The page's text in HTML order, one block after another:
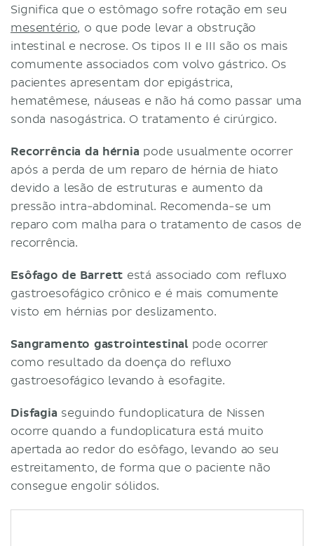
Significa que o estômago sofre rotação em seu
mesentério, o que pode levar a obstrução
intestinal e necrose. Os tipos II e III são os mais
comumente associados com volvo gástrico. Os
pacientes apresentam dor epigástrica,
hematêmese, náuseas e não há como passar uma
sonda nasogástrica. O tratamento é cirúrgico.
Recorrência da hérnia pode usualmente ocorrer
após a perda de um reparo de hérnia de hiato
devido a lesão de estruturas e aumento da
pressão intra-abdominal. Recomenda-se um
reparo com malha para o tratamento de casos de
recorrência.
Esôfago de Barrett está associado com refluxo
gastroesofágico crônico e é mais comumente
visto em hérnias por deslizamento.
Sangramento gastrointestinalpode ocorrer
como resultado da doença do refluxo
gastroesofágico levando à esofagite.
Disfagia seguindo fundoplicatura de Nissen
ocorre quando a fundoplicatura está muito
apertada ao redor do esôfago, levando ao seu
estreitamento, de forma que o paciente não
consegue engolir sólidos.